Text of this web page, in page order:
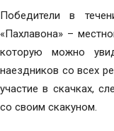
Победители в
«Пахлавона» –
которую можно
наездников со всех
участие в скачках,
со своим скакуном.